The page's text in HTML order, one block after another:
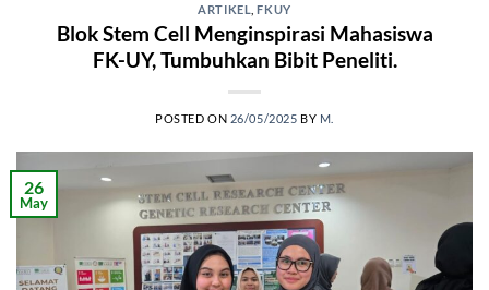
ARTIKEL ,FKUY
Blok Stem Cell Menginspirasi Mahasiswa
FK-UY, Tumbuhkan Bibit Peneliti.
POSTED ON 26/05/2025 BY M.
26
May